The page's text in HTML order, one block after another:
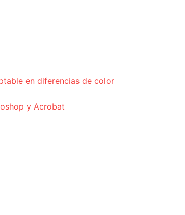
en diferencias de color
y Acrobat